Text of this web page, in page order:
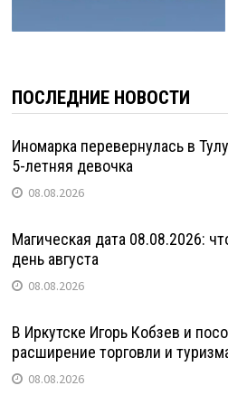
ПОСЛЕДНИЕ НОВОСТИ
Иномарка перевернулась в
5-летняя девочка
08.08.2026
Магическая дата 08.08.2026:
день августа
08.08.2026
В Иркутске Игорь Кобзев и
расширение торговли и
08.08.2026